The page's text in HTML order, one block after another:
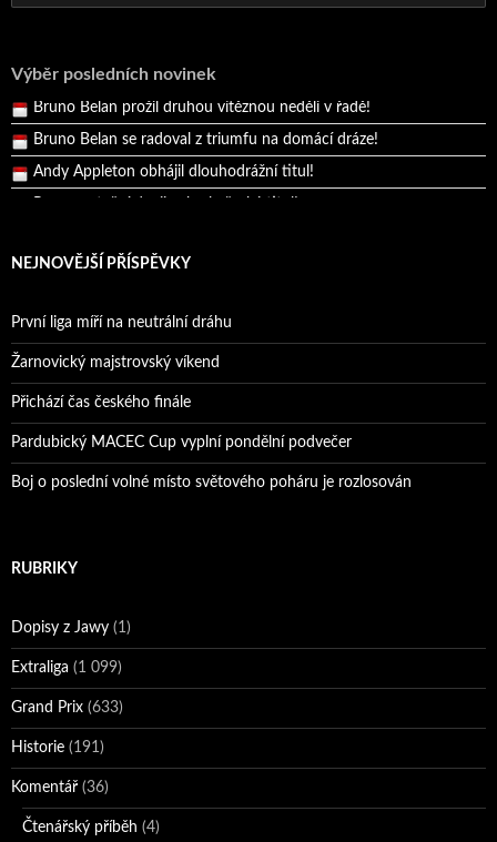
Výběr posledních novinek
Bruno Belan prožil druhou vítěznou neděli v řadě!
Bruno Belan se radoval z triumfu na domácí dráze!
Andy Appleton obhájil dlouhodrážní titul!
Reprezentační dvojice brala český titul!
NEJNOVĚJŠÍ PŘÍSPĚVKY
První liga míří na neutrální dráhu
Žarnovický majstrovský víkend
Přichází čas českého finále
Pardubický MACEC Cup vyplní pondělní podvečer
Boj o poslední volné místo světového poháru je rozlosován
RUBRIKY
Dopisy z Jawy (1)
Extraliga (1 099)
Grand Prix (633)
Historie (191)
Komentář (36)
Čtenářský příběh (4)